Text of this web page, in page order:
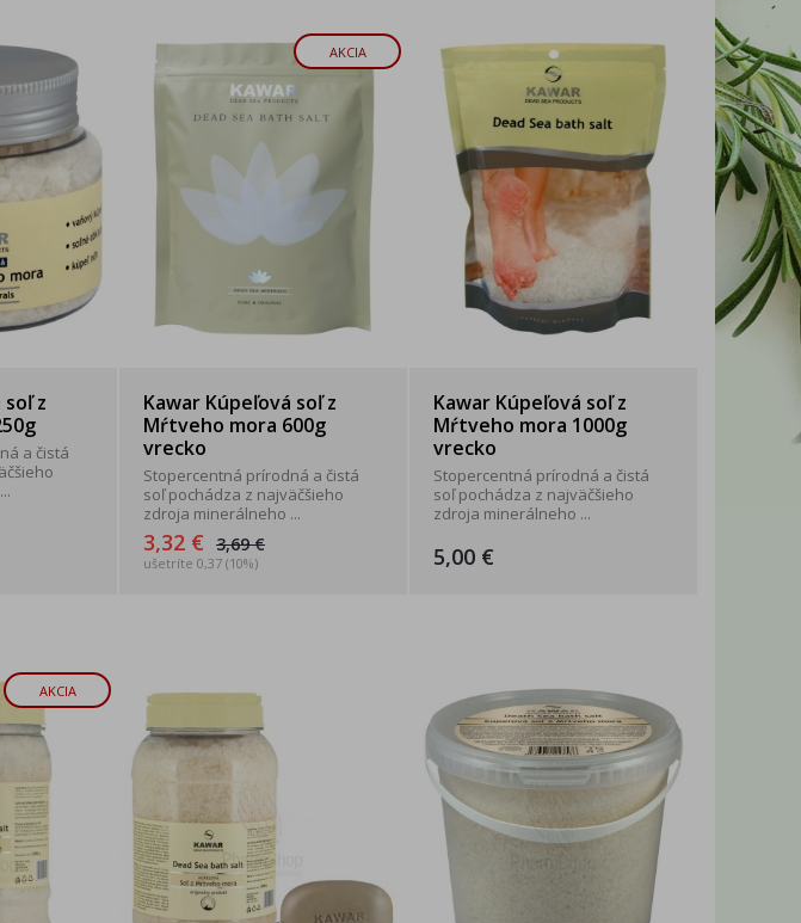
z
a čistá
AKCIA
Kawar Kúpeľová soľ z
Mŕtveho mora 600g
vrecko
Stopercentná prírodná a čistá
soľ pochádza z najväčšieho
zdroja minerálneho ...
3,32 € 3,69 €
ušetríte 0,37 (10%)
Kawar Kúpeľová soľ z
Mŕtveho mora 1000g
vrecko
Stopercentná prírodná a čistá
soľ pochádza z najväčšieho
zdroja minerálneho ...
5,00 €
AKCIA